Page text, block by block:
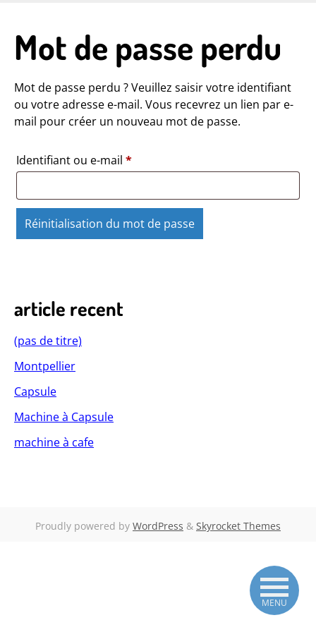
main
content
Mot de passe perdu
Mot de passe perdu ? Veuillez saisir votre identifiant
ou votre adresse e-mail. Vous recevrez un lien par e-
mail pour créer un nouveau mot de passe.
Identifiant ou e-mail *Obligatoire
Réinitialisation du mot de passe
article recent
(pas de titre)
Montpellier
Capsule
Machine à Capsule
machine à cafe
Proudly powered by WordPress & Skyrocket Themes
MENU